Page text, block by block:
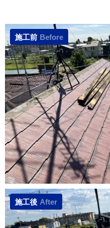
施工前 Before
施工後 After